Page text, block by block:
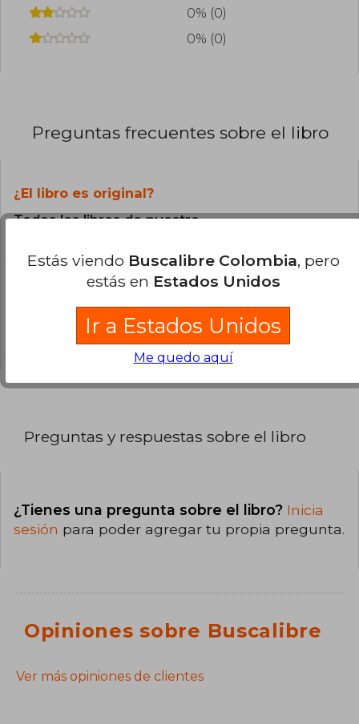
0% (0)
0% (0)
Preguntas frecuentes sobre el libro
¿El libro es original?
Todos los libros de nuestro
¿En qué Idioma está escrito el
El libro está escrito en Español.
Preguntas y respuestas sobre el libro
¿Tienes una pregunta sobre el libro? Inicia
sesión para poder agregar tu propia pregunta.
Opiniones sobre Buscalibre
Ver más opiniones de clientes
Estás viendo Buscalibre Colombia, pero
estás en Estados Unidos
Ir a Estados Unidos
Me quedo aquí